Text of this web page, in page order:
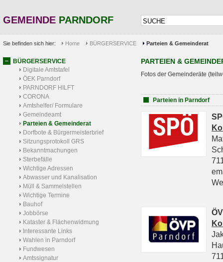
GEMEINDE PARNDORF
Sie befinden sich hier: Home BÜRGERSERVICE Parteien & Gemeinderat
BÜRGERSERVICE
Digitale Amtstafel
ÖEK Parndorf
PARNDORF HILFT
CORONA
Amtshelfer/ Formulare
Gemeindeamt
Parteien & Gemeinderat
Dorfbote & Bürgermeisterbrief
Sitzungsprotokoll GRS
Bekanntmachungen
Sterbefälle
Wichtige Adressen
Abwasser und Kanalisation
Müll & Sammelstellen
Wichtige Termine
Bauhof
Jobbörse
Kataster & Flächenwidmung
Interessante Links
Wahlen in Parndorf
Fundwesen
Amtssignatur
PARTEIEN &
Fotos der Gemeinderäte
Parteien in Parndorf